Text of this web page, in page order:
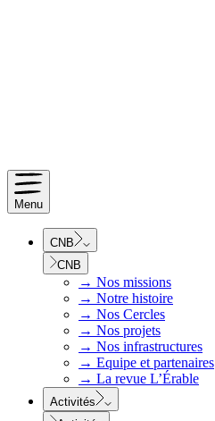
Menu
CNB
CNB
→ Nos missions
→ Notre histoire
→ Nos Cercles
→ Nos projets
→ Nos infrastructures
→ Equipe et partenaires
→ La revue L’Érable
Activités